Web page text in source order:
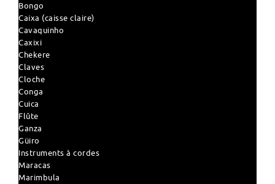
Bongo
Caixa (caisse claire)
Cavaquinho
Caxixi
Chekere
Claves
Cloche
Conga
Cuica
Flûte
Ganza
Güiro
Instruments à cordes
Maracas
Marimbula